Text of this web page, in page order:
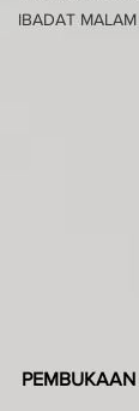
IBADAT MALAM
PEMBUKAAN